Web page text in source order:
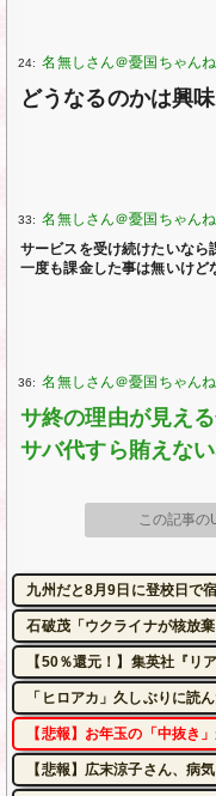
24:
どうなるのかは興
33:
サービスを受け続けたいなら
一度も課金した事は無いけど
36:
サ終の理由が見え
サバ代すら賄えな
この記事の
九州だと8月9日に登校日で
石破茂「ウクライナが核放
【50％還元！】集英社『
「ヒロアカ」久しぶりに読
【悲報】お年玉の「中抜き
【悲報】広末涼子さん、病